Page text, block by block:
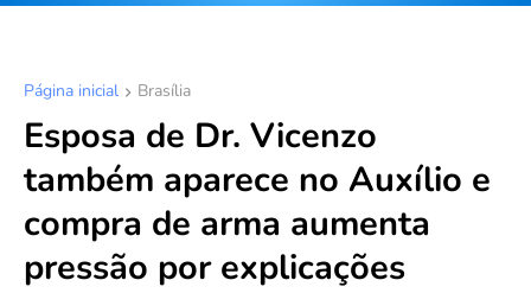
Página inicial Brasília
Esposa de Dr. Vicenzo
também aparece no Auxílio e
compra de arma aumenta
pressão por explicações